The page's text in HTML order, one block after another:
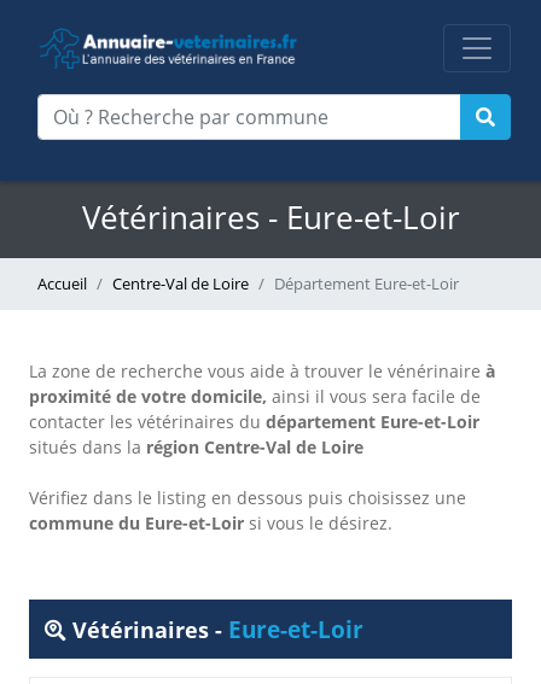
Vétérinaires - Eure-et-Loir
Accueil Centre-Val de Loire Département Eure-et-Loir
La zone de recherche vous aide à trouver le vénérinaire à
proximité de votre domicile, ainsi il vous sera facile de
contacter les vétérinaires du département Eure-et-Loir
situés dans la région Centre-Val de Loire
Vérifiez dans le listing en dessous puis choisissez une
commune du Eure-et-Loir si vous le désirez.
Vétérinaires - Eure-et-Loir